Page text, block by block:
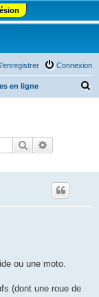
Connexion
en ligne
Rechercher
ou une moto.
(dont une roue de